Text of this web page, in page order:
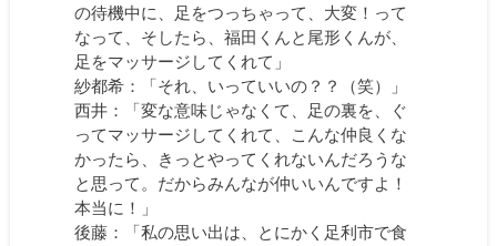
の待機中に、足をつっちゃって、大変！って
なって、そしたら、福田くんと尾形くんが、
足をマッサージしてくれて」
紗都希：「それ、いっていいの？？（笑）」
西井：「変な意味じゃなくて、足の裏を、ぐ
ってマッサージしてくれて、こんな仲良くな
かったら、きっとやってくれないんだろうな
と思って。だからみんなが仲いいんですよ！
本当に！」
後藤：「私の思い出は、とにかく足利市で食